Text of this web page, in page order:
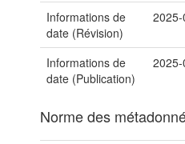
Informations de
date (Révision)
Informations de
date (Publication)
Norme des